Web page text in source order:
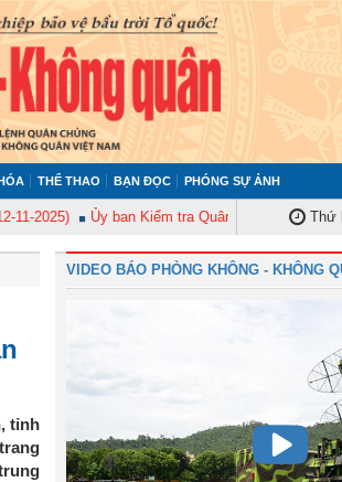
THỂ THAO BẠN ĐỌC PHÓNG SỰ ẢNH
Ủy ban Kiểm tra Quân ủy Trung ương tập huấn
Thứ
tỉnh
VIDEO BÁO PHÒNG KHÔNG - KHÔNG